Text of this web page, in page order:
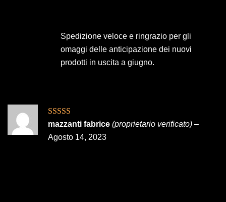
Spedizione veloce e ringrazio per gli
omaggi delle anticipazione dei nuovi
prodotti in uscita a giugno.
Valutato5su
5
mazzanti fabrice (proprietario verificato) –
Agosto 14, 2023